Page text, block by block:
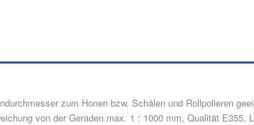
zum Honen bzw. Schälen und Rollpolieren
von der Geraden max. 1 : 1000 mm, Qualität E355,